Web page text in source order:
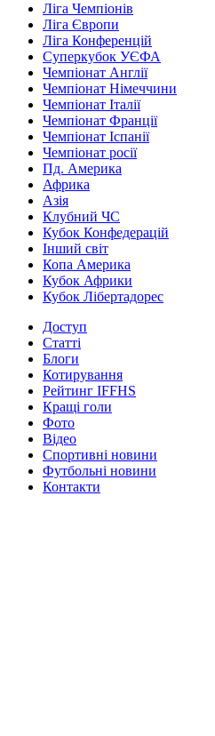
Ліга Чемпіонів
Ліга Європи
Ліга Конференцій
Суперкубок УЄФА
Чемпіонат Англії
Чемпіонат Німеччини
Чемпіонат Італії
Чемпіонат Франції
Чемпіонат Іспанії
Чемпіонат росії
Пд. Америка
Африка
Азія
Клубний ЧС
Кубок Конфедерацій
Інший світ
Копа Америка
Кубок Африки
Кубок Лібертадорес
Доступ
Статті
Блоги
Котирування
Рейтинг IFFHS
Кращі голи
Фото
Відео
Спортивні новини
Футбольні новини
Контакти